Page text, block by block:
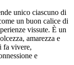
unico ciascuno di
un buon calice di
vissute. È un
amarezza e
fa vivere,
e